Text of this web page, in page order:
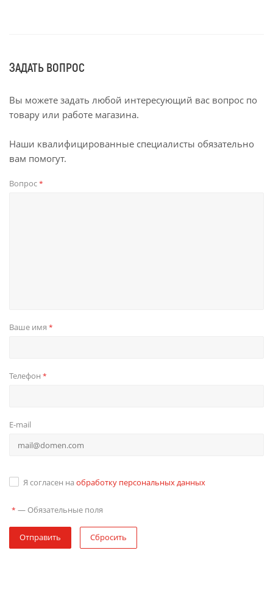
ЗАДАТЬ ВОПРОС
Вы можете задать любой интересующий вас вопрос по
товару или работе магазина.
Наши квалифицированные специалисты обязательно
вам помогут.
Вопрос*
Ваше имя *
Телефон *
E-mail
Я согласен на обработку персональных данных
* — Обязательные поля
Отправить Сбросить